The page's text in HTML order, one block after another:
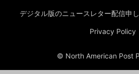
デジタル版のニュースレター配信申
Privacy Policy
© North American Post